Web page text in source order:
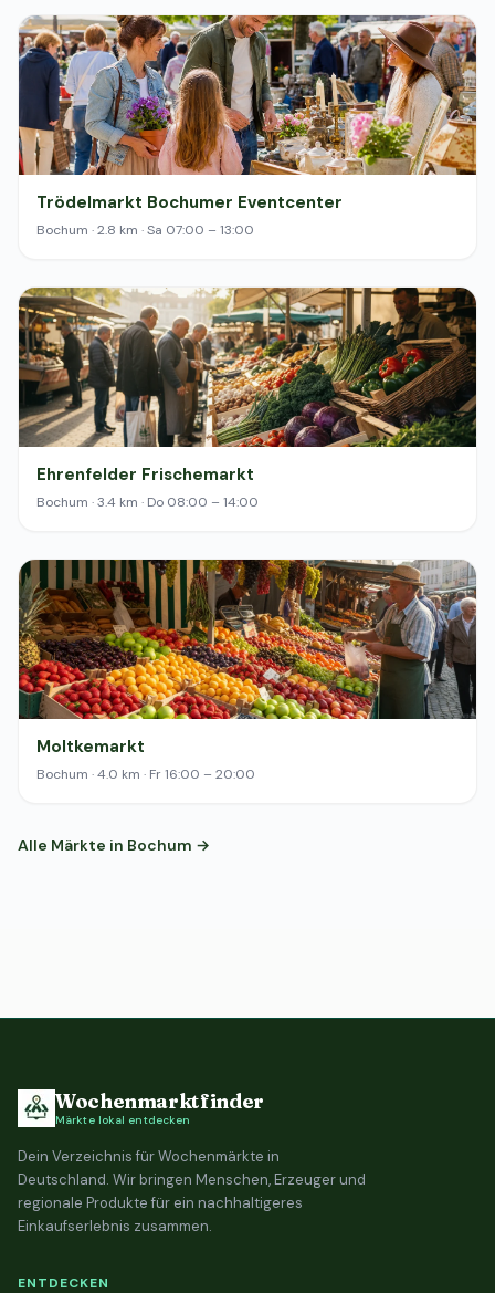
Trödelmarkt Bochumer Eventcenter
Bochum · 2.8 km · Sa 07:00 – 13:00
Ehrenfelder Frischemarkt
Bochum · 3.4 km · Do 08:00 – 14:00
Moltkemarkt
Bochum · 4.0 km · Fr 16:00 – 20:00
Alle Märkte in Bochum →
Wochenmarktfinder
Märkte lokal entdecken
Dein Verzeichnis für Wochenmärkte in
Deutschland. Wir bringen Menschen, Erzeuger und
regionale Produkte für ein nachhaltigeres
Einkaufserlebnis zusammen.
ENTDECKEN